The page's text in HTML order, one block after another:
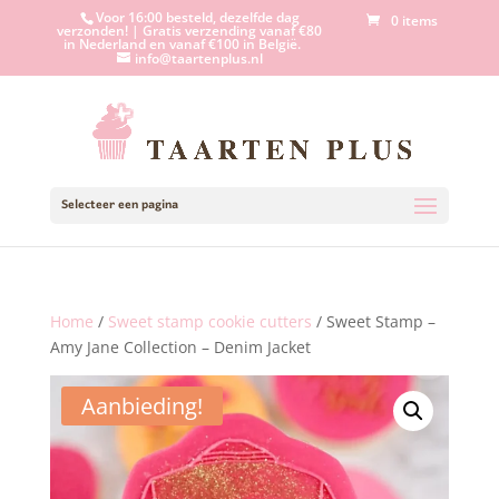
Voor 16:00 besteld, dezelfde dag
verzonden! | Gratis verzending vanaf €80
in Nederland en vanaf €100 in België.
info@taartenplus.nl
0 items
Selecteer een pagina
Home / Sweet stamp cookie cutters / Sweet Stamp –
Amy Jane Collection – Denim Jacket
Aanbieding!